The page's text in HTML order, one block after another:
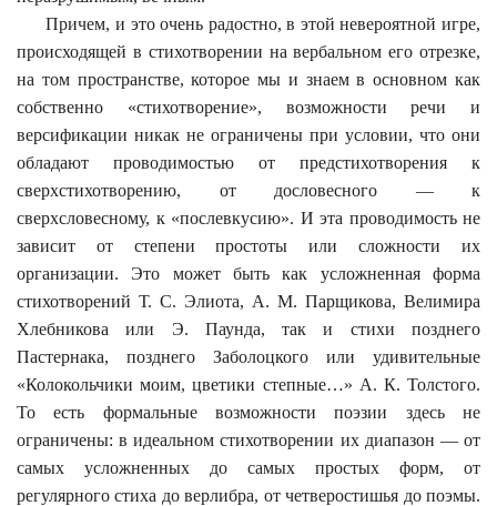
Причем, и это очень радостно, в этой невероятной игре,
происходящей в стихотворении на вербальном его отрезке,
на том пространстве, которое мы и знаем в основном как
собственно «стихотворение», возможности речи и
версификации никак не ограничены при условии, что они
обладают проводимостью от предстихотворения к
сверхстихотворению, от дословесного — к
сверхсловесному, к «послевкусию». И эта проводимость не
зависит от степени простоты или сложности их
организации. Это может быть как усложненная форма
стихотворений Т. С. Элиота, А. М. Парщикова, Велимира
Хлебникова или Э. Паунда, так и стихи позднего
Пастернака, позднего Заболоцкого или удивительные
«Колокольчики моим, цветики степные…» А. К. Толстого.
То есть формальные возможности поэзии здесь не
ограничены: в идеальном стихотворении их диапазон — от
самых усложненных до самых простых форм, от
регулярного стиха до верлибра, от четверостишья до поэмы.